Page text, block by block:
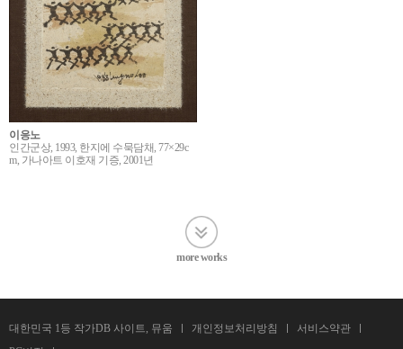
이응노
인간군상, 1993, 한지에 수묵담채, 77×29c
m, 가나아트 이호재 기증, 2001년
more works
대한민국 1등 작가DB 사이트, 뮤움 개인정보처리방침
서비스약관